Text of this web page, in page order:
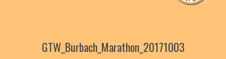
GTW_Burbach_Marathon_20171003